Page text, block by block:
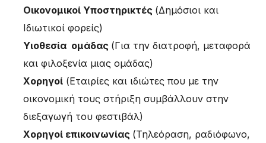
Οικονομικοί Υποστηρικτές (Δημόσιοι και
Ιδιωτικοί φορείς)
Υιοθεσία ομάδας (Για την διατροφή, μεταφορά
και φιλοξενία μιας ομάδας)
Χορηγοί (Εταιρίες και ιδιώτες που με την
οικονομική τους στήριξη συμβάλλουν στην
διεξαγωγή του φεστιβάλ)
Χορηγοί επικοινωνίας (Τηλεόραση, ραδιόφωνο,